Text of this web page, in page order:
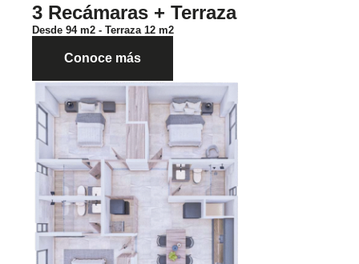
3 Recámaras + Terraza
Desde 94 m2 - Terraza 12 m2
Conoce más